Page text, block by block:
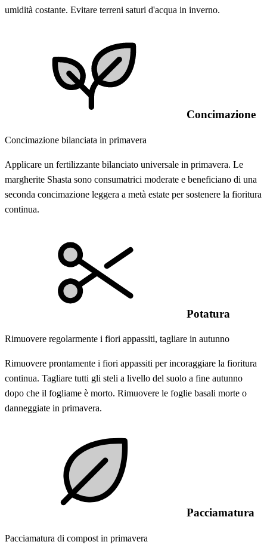
umidità costante. Evitare terreni saturi d'acqua in inverno.
Concimazione
Concimazione bilanciata in primavera
Applicare un fertilizzante bilanciato universale in primavera. Le
margherite Shasta sono consumatrici moderate e beneficiano di una
seconda concimazione leggera a metà estate per sostenere la fioritura
continua.
Potatura
Rimuovere regolarmente i fiori appassiti, tagliare in autunno
Rimuovere prontamente i fiori appassiti per incoraggiare la fioritura
continua. Tagliare tutti gli steli a livello del suolo a fine autunno
dopo che il fogliame è morto. Rimuovere le foglie basali morte o
danneggiate in primavera.
Pacciamatura
Pacciamatura di compost in primavera